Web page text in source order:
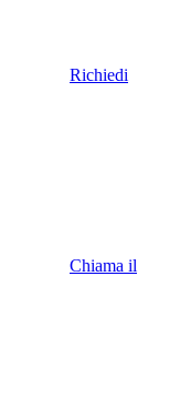
Richiedi
Chiama il